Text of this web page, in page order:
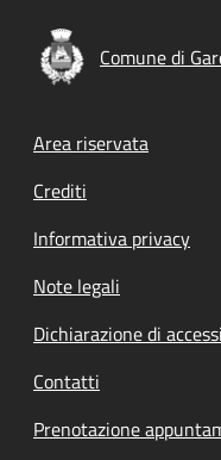
Comune di
Footer menu
Area riservata
Crediti
Informativa privacy
Note legali
Dichiarazione di
Contatti
Prenotazione